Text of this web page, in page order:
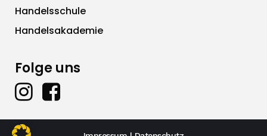
Handelsschule
Handelsakademie
Folge uns